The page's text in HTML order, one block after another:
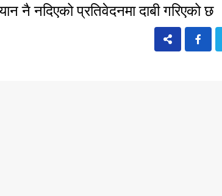
नै नदिएको प्रतिवेदनमा दाबी गरिएको छ